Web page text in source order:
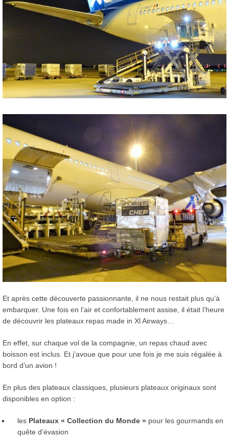
Et après cette découverte passionnante, il ne nous restait plus qu’à
embarquer. Une fois en l’air et confortablement assise, il était l’heure
de découvrir les plateaux repas made in Xl Airways…
En effet, sur chaque vol de la compagnie, un repas chaud avec
boisson est inclus. Et j’avoue que pour une fois je me suis régalée à
bord d’un avion !
En plus des plateaux classiques, plusieurs plateaux originaux sont
disponibles en option :
les Plateaux « Collection du Monde » pour les gourmands en
quête d’évasion